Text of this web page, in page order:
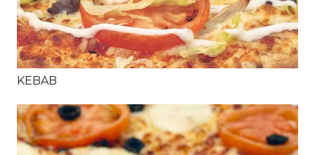
KEBAB